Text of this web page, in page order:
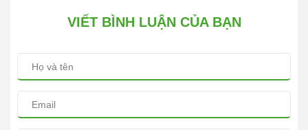
VIẾT BÌNH LUẬN CỦA BẠN